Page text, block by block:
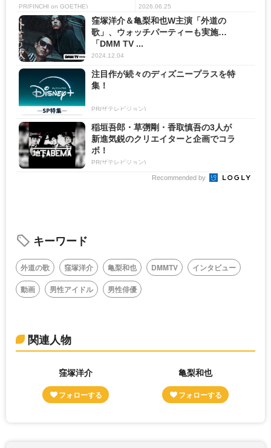
PR(FINCHI on GOETHE)
露...
2026.06.25
窪塚洋介＆亀梨和也W主演「外道の
歌」、ウォッチパーティーも実施…
「DMM TV ...
2024.12.04
注目作が続々のディズニープラスを特
集！
PR(ザテレビジョン)
稲垣吾郎・草彅剛・香取慎吾の3人が
新進気鋭のクリエイターと企画でコラ
ボ！
PR(ザテレビジョン)
Recommended by
キーワード
外道の歌 窪塚洋介 亀梨和也 DMMTV
インタビュー
動画
男性アイドル 男性俳優
関連人物
窪塚洋介 亀梨和也